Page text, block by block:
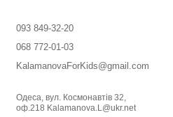
093 849-32-20
068 772-01-03
KalamanovaForKids@gmail.com
Одеса, вул. Космонавтів 32,
оф.218 Kalamanova.L@ukr.net